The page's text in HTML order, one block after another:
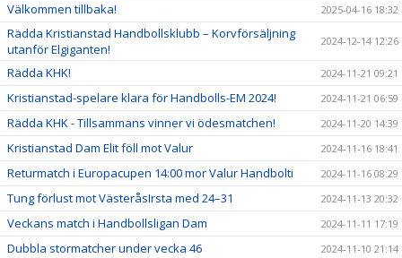
Välkommen tillbaka! 2025-04-16 18:32
Rädda Kristianstad Handbollsklubb – Korvförsäljning
utanför Elgiganten!
2024-12-14 12:26
Rädda KHK! 2024-11-21 09:21
Kristianstad-spelare klara för Handbolls-EM 2024! 2024-11-21 06:59
Rädda KHK - Tillsammans vinner vi ödesmatchen! 2024-11-20 14:39
Kristianstad Dam Elit föll mot Valur 2024-11-16 18:41
Returmatch i Europacupen 14:00 mor Valur Handbolti 2024-11-16 08:29
Tung förlust mot VästeråsIrsta med 24–31 2024-11-13 20:32
Veckans match i Handbollsligan Dam 2024-11-11 17:19
Dubbla stormatcher under vecka 46 2024-11-10 21:14